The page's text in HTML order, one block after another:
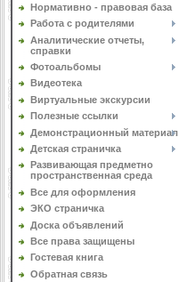
Нормативно - правовая база
Работа с родителями
Аналитические отчеты,
справки
Фотоальбомы
Видеотека
Виртуальные экскурсии
Полезные ссылки
Демонстрационный материал
Детская страничка
Развивающая предметно
пространственная среда
Все для оформления
ЭКО страничка
Доска объявлений
Все права защищены
Гостевая книга
Обратная связь